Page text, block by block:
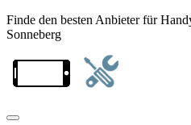
Finde den besten Anbieter für
Sonneberg